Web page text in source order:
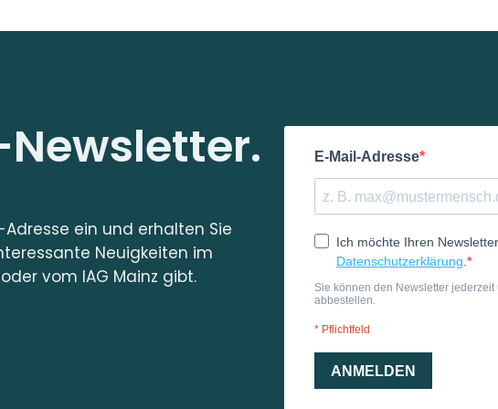
Newsletter.
ein und erhalten Sie
Neuigkeiten im
vom IAG Mainz gibt.